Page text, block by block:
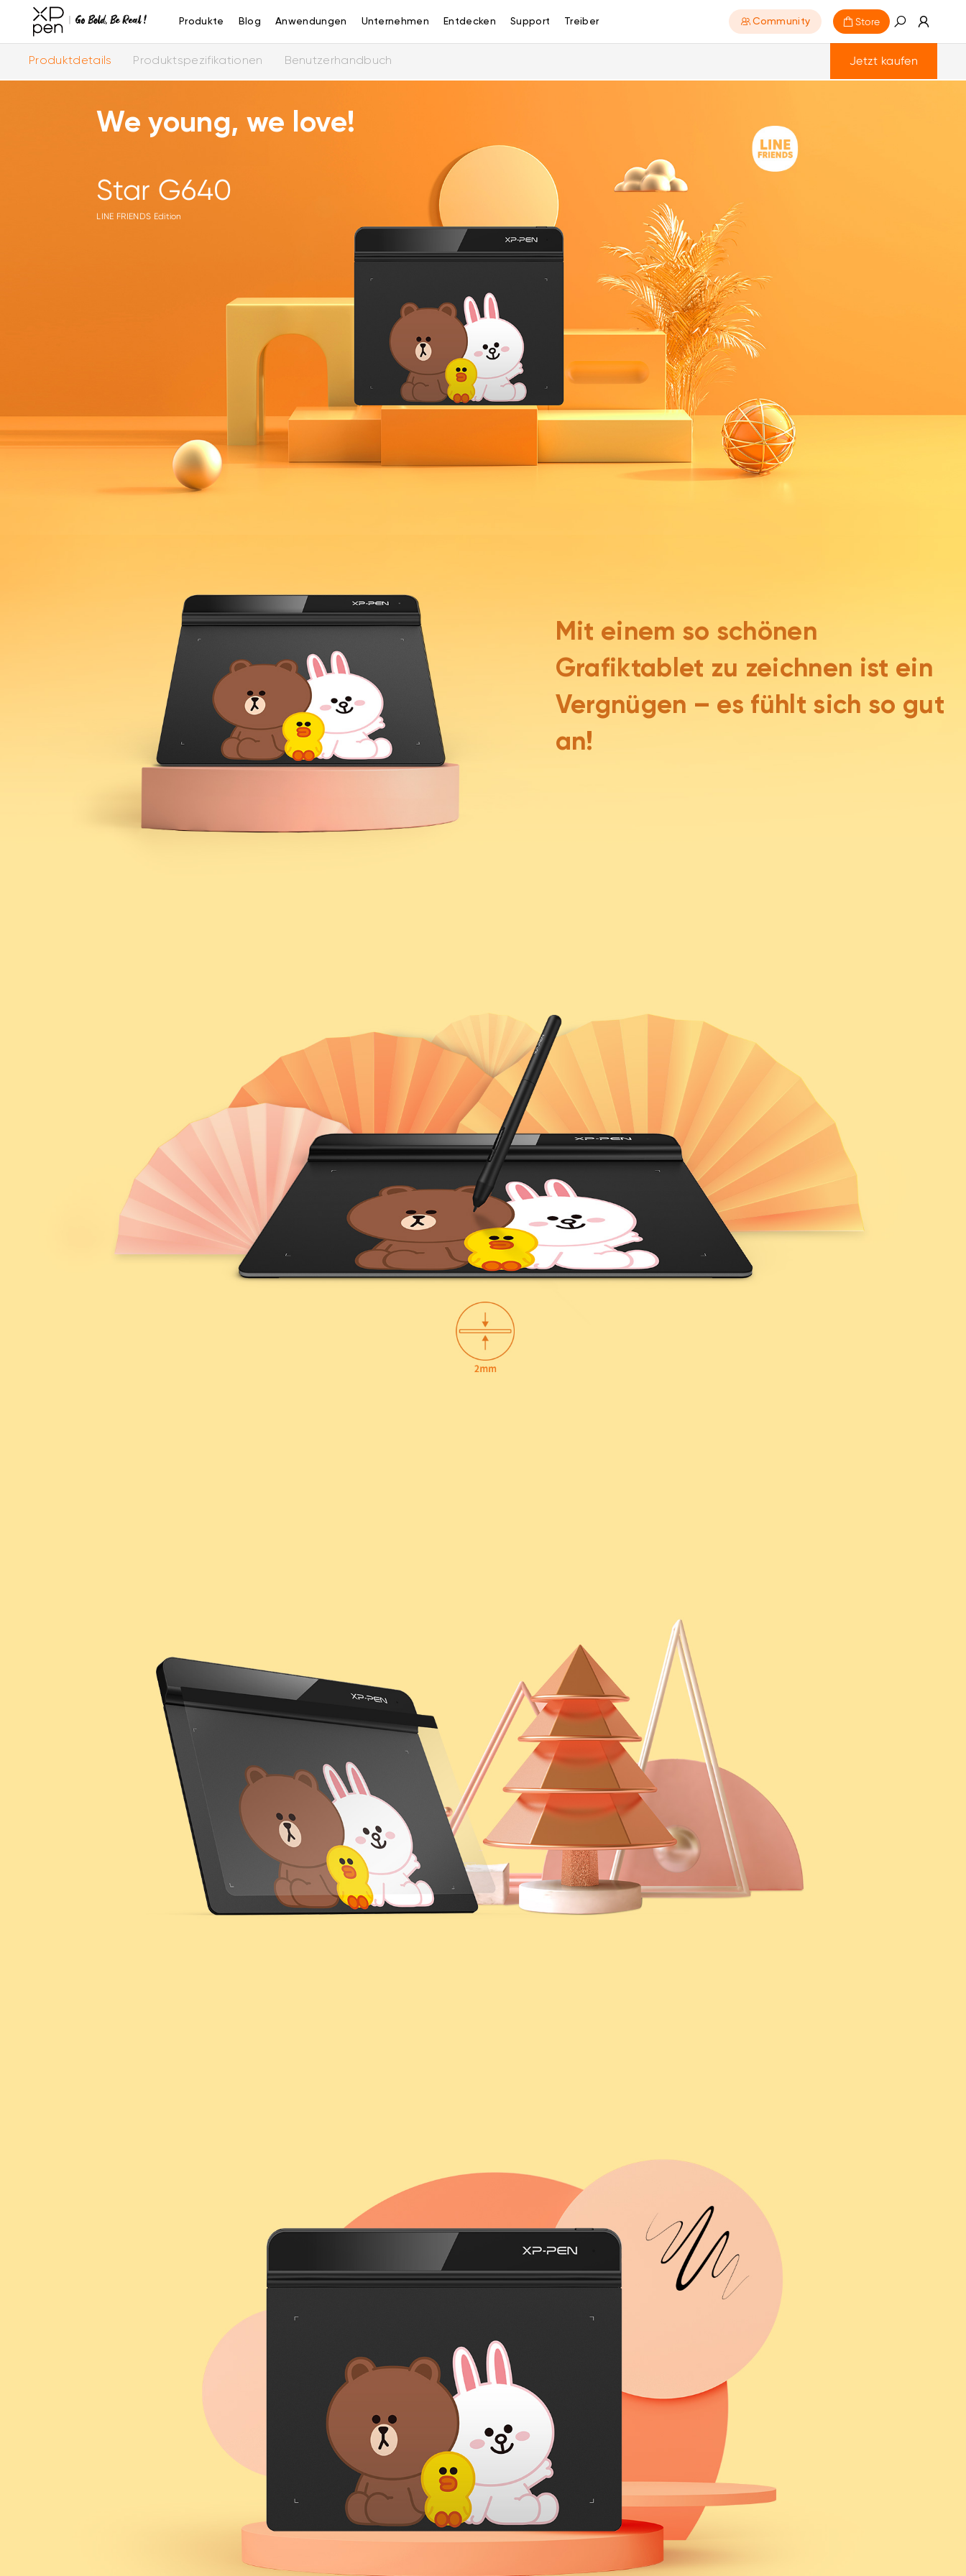
Produkte Blog Anwendungen Unternehmen Entdecken Support Treiber Community Store
Produktdetails Produktspezifikationen Benutzerhandbuch Jetzt kaufen
We young, we love!
Star G640
LINE FRIENDS Edition
Mit einem so schönen
Grafiktablet zu zeichnen ist ein
Vergnügen – es fühlt sich so gut
an!